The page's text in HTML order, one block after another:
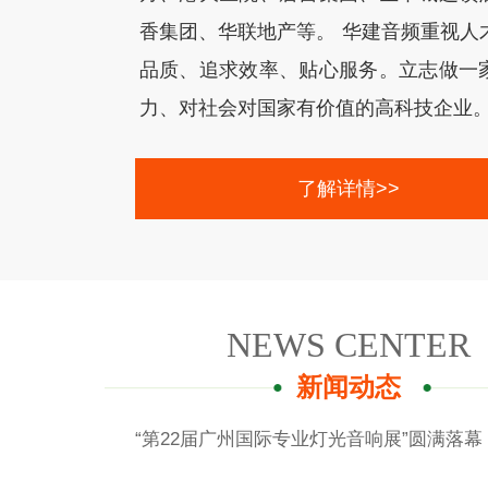
香集团、华联地产等。 华建音频重视人
品质、追求效率、贴心服务。立志做一
力、对社会对国家有价值的高科技企业
了解详情>>
NEWS CENTER
新闻动态
“第22届广州国际专业灯光音响展”圆满落幕